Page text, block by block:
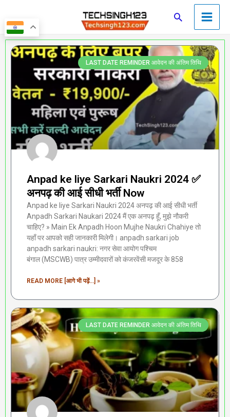
to
content
SearchMain
Menu
LAST DATE REMINDER आवेदन की अंतिम तिथि
Anpad ke liye Sarkari Naukri 2024 ✅
अनपढ़ की आई सीधी भर्ती Now
Anpad ke liye Sarkari Naukri 2024 अनपढ़ की आई सीधी भर्ती
Anpadh Sarkari Naukari 2024 मैं एक अनपढ़ हूँ, मुझे नौकरी
चाहिए? » Main Ek Anpadh Hoon Mujhe Naukri Chahiye तो
यहाँ पर आपको सही जानकारी मिलेगी। anpadh sarkari job
anpadh sarkari naukri: नगर सेवा आयोग पश्चिम
बंगाल (MSCWB) पात्र उम्मीदवारों को कंजरवेंसी मजदूर के 858
READ MORE [आगे भी पढ़ें...] »
LAST DATE REMINDER आवेदन की अंतिम तिथि
PagePagePagePagePage